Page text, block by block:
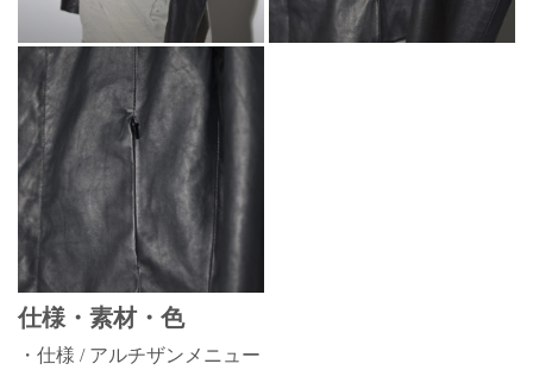
仕様・素材・色
・仕様 / アルチザンメニュー